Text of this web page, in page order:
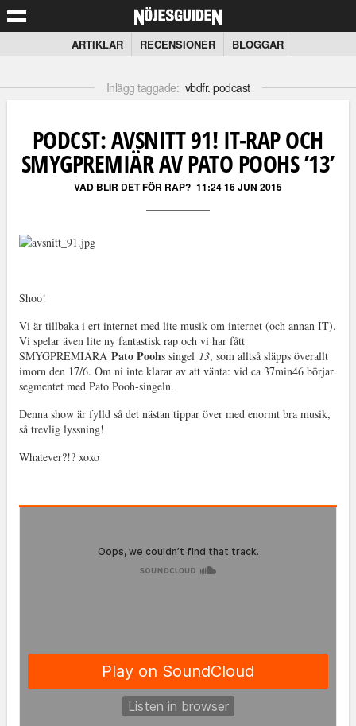
ARTIKLAR RECENSIONER BLOGGAR
Inlägg taggade: vbdfr. podcast
PODCST: AVSNITT 91! IT-RAP OCH
SMYGPREMIÄR AV PATO POOHS ’13’
VAD BLIR DET FÖR RAP? 11:24 16 JUN 2015
Shoo!
Vi är tillbaka i ert internet med lite musik om internet (och annan IT).
Vi spelar även lite ny fantastisk rap och vi har fått
SMYGPREMIÄRA Pato Poohs singel 13, som alltså släpps överallt
imorn den 17/6. Om ni inte klarar av att vänta: vid ca 37min46 börjar
segmentet med Pato Pooh-singeln.
Denna show är fylld så det nästan tippar över med enormt bra musik,
så trevlig lyssning!
Whatever?!? xoxo